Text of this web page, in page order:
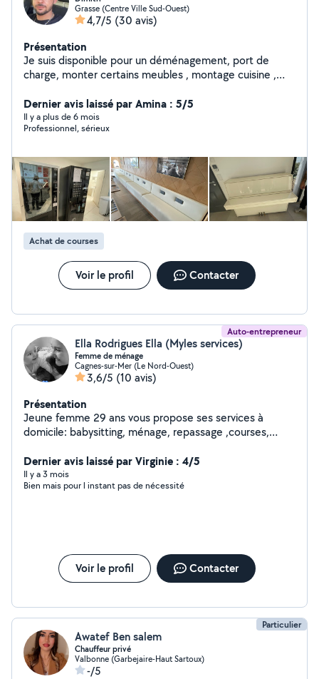
Grasse (Centre Ville Sud-Ouest)
4,7/5 (30 avis)
Présentation
Je suis disponible pour un déménagement, port de
charge, monter certains meubles , montage cuisine ,
cherche quelques heures de ménage à effectuer dans
le week-end. N'hésitez pas à me contacter pour plus de
renseignements.
Dernier avis laissé par Amina : 5/5
Il y a plus de 6 mois
Professionnel, sérieux
Achat de courses
Voir le profil Contacter
Auto-entrepreneur
Ella Rodrigues Ella (Myles services)
Femme de ménage
Cagnes-sur-Mer (Le Nord-Ouest)
3,6/5 (10 avis)
Présentation
Jeune femme 29 ans vous propose ses services à
domicile: babysitting, ménage, repassage ,courses,
renseignements.
Dernier avis laissé par Virginie : 4/5
Il y a 3 mois
Bien mais pour l instant pas de nécessité
Voir le profil Contacter
Particulier
Awatef Ben salem
Chauffeur privé
Valbonne (Garbejaire-Haut Sartoux)
-/5